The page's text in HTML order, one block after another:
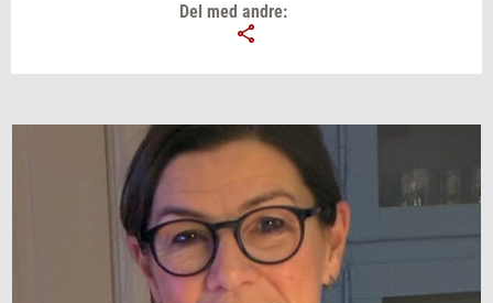
Del med andre: